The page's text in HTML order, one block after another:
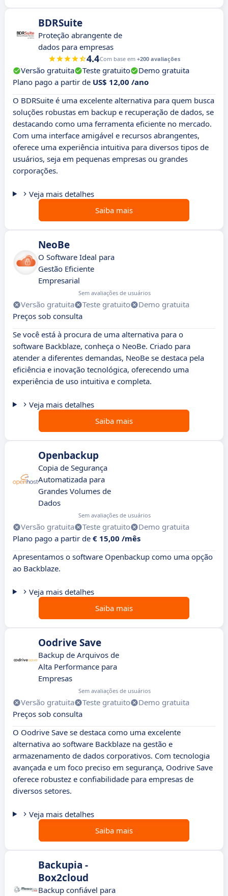
BDRSuite
Proteção abrangente de
dados para empresas
4.4Com base em +200 avaliações
Versão gratuita Teste gratuito
Demo gratuita
Plano pago a partir de US$ 12,00 /ano
O BDRSuite é uma excelente alternativa para quem busca
soluções robustas em backup e recuperação de dados, se
destacando como uma ferramenta eficiente no mercado.
Com uma interface amigável e recursos abrangentes,
oferece uma experiência intuitiva para diversos tipos de
usuários, seja em pequenas empresas ou grandes
corporações.
Veja mais detalhes
Saiba mais
NeoBe
O Software Ideal para
Gestão Eficiente
Empresarial
Sem avaliações de usuários
Versão gratuita Teste gratuito
Demo gratuita
Preços sob consulta
Se você está à procura de uma alternativa para o
software Backblaze, conheça o NeoBe. Criado para
atender a diferentes demandas, NeoBe se destaca pela
eficiência e inovação tecnológica, oferecendo uma
experiência de uso intuitiva e completa.
Veja mais detalhes
Saiba mais
Openbackup
Copia de Segurança
Automatizada para
Grandes Volumes de
Dados
Sem avaliações de usuários
Versão gratuita Teste gratuito
Demo gratuita
Plano pago a partir de € 15,00 /mês
Apresentamos o software Openbackup como uma opção
ao Backblaze.
Veja mais detalhes
Saiba mais
Oodrive Save
Backup de Arquivos de
Alta Performance para
Empresas
Sem avaliações de usuários
Versão gratuita Teste gratuito
Demo gratuita
Preços sob consulta
O Oodrive Save se destaca como uma excelente
alternativa ao software Backblaze na gestão e
armazenamento de dados corporativos. Com tecnologia
avançada e um foco preciso em segurança, Oodrive Save
oferece robustez e confiabilidade para empresas de
diversos setores.
Veja mais detalhes
Saiba mais
Backupia -
Box2cloud
Backup confiável para